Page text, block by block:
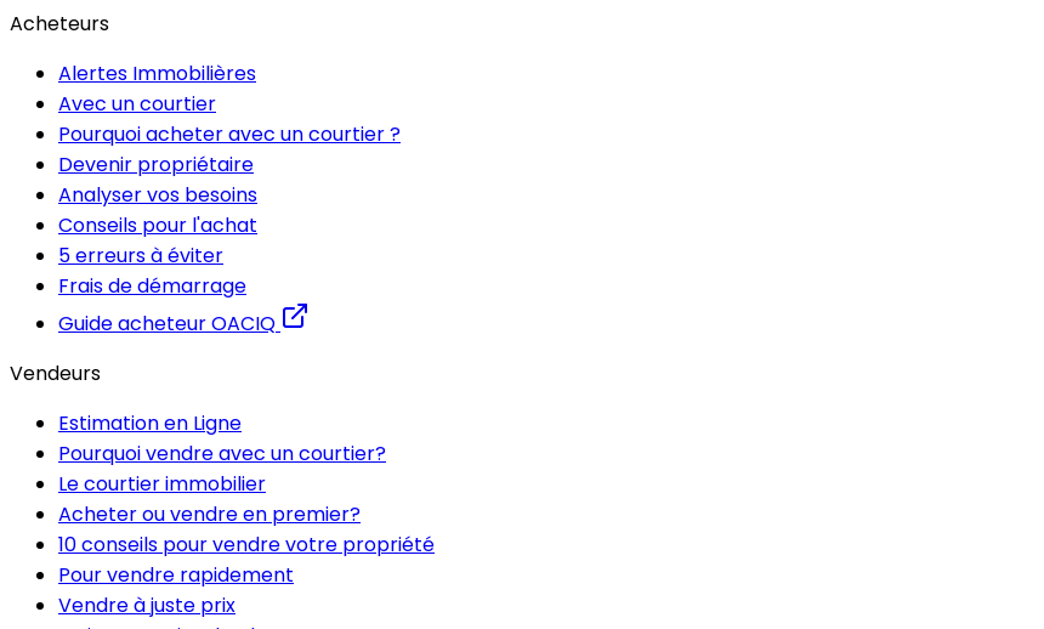
Acheteurs
Alertes Immobilières
Avec un courtier
Pourquoi acheter avec un courtier ?
Devenir propriétaire
Analyser vos besoins
Conseils pour l'achat
5 erreurs à éviter
Frais de démarrage
Guide acheteur OACIQ
Vendeurs
Estimation en Ligne
Pourquoi vendre avec un courtier?
Le courtier immobilier
Acheter ou vendre en premier?
10 conseils pour vendre votre propriété
Pour vendre rapidement
Vendre à juste prix